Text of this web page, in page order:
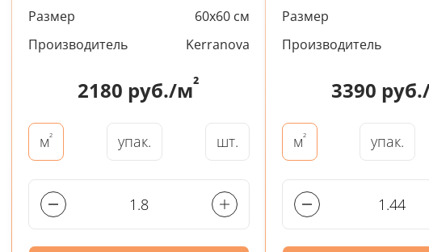
Размер
60x60 см
Производитель
Kerranova
2180 руб./м²
м² упак. шт.
Размер
Производитель
3390
м² упак.